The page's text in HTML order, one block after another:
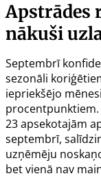
Apstrādes
nākuši
Septembrī
sezonāli
iepriekšējo
procentpunktiem.
23 apsekotajām
septembrī,
uzņēmēju
bet vienā nav